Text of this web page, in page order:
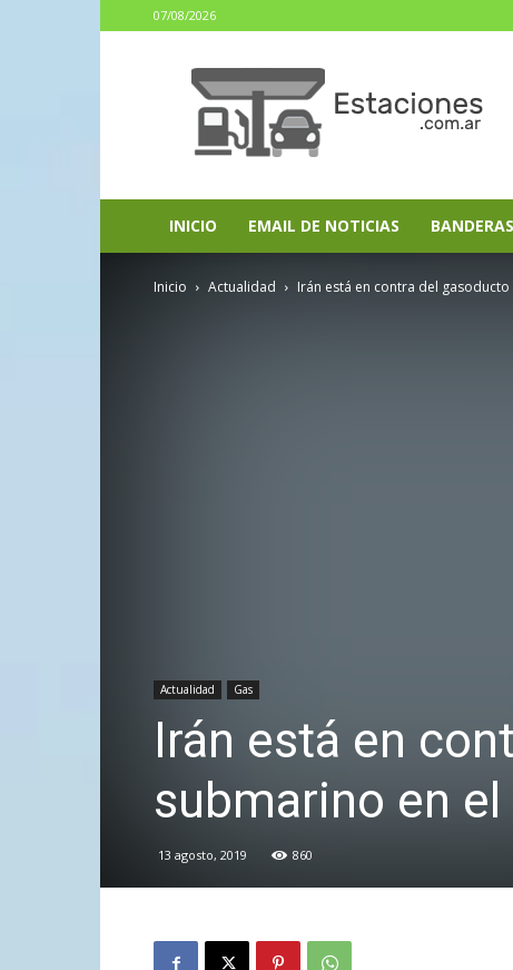
07/08/2026
INICIO EMAIL DE NOTICIAS BANDERAS
Inicio Actualidad Irán está en contra del
Actualidad Gas
Irán está en
submarino en
13 agosto, 2019 860